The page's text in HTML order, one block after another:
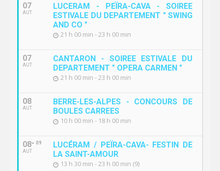
07
AUT
LUCERAM - PEÏRA-CAVA - SOIREE
ESTIVALE DU DEPARTEMENT " SWING
AND CO "
21 h 00 min - 23 h 00 min
07
AUT
CANTARON - SOIREE ESTIVALE DU
DEPARTEMENT " OPERA CARMEN "
21 h 00 min - 23 h 00 min
08
AUT
BERRE-LES-ALPES - CONCOURS DE
BOULES CARREES
10 h 00 min - 18 h 00 min
08
AUT
09
LUCÉRAM / PEÏRA-CAVA- FESTIN DE
LA SAINT-AMOUR
13 h 30 min - 23 h 00 min (9)